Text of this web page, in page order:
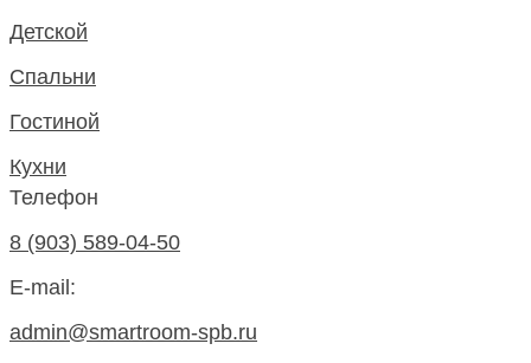
Детской
Спальни
Гостиной
Кухни
Телефон
8 (903) 589-04-50
E-mail:
admin@smartroom-spb.ru